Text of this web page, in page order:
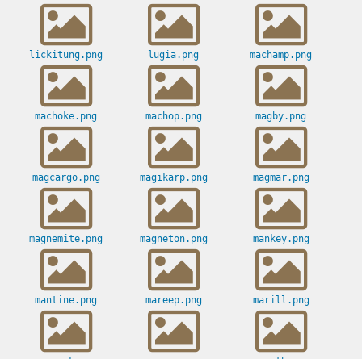
lickitung.png lugia.png machamp.png
machoke.png machop.png magby.png
magcargo.png magikarp.png magmar.png
magnemite.png magneton.png mankey.png
mantine.png mareep.png marill.png